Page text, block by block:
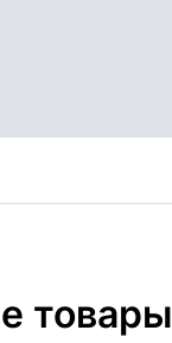
товары